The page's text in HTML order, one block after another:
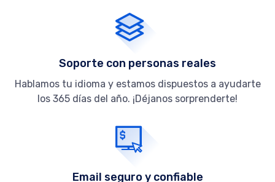
Soporte con personas reales
Hablamos tu idioma y estamos dispuestos a ayudarte
los 365 días del año. ¡Déjanos sorprenderte!
Email seguro y confiable